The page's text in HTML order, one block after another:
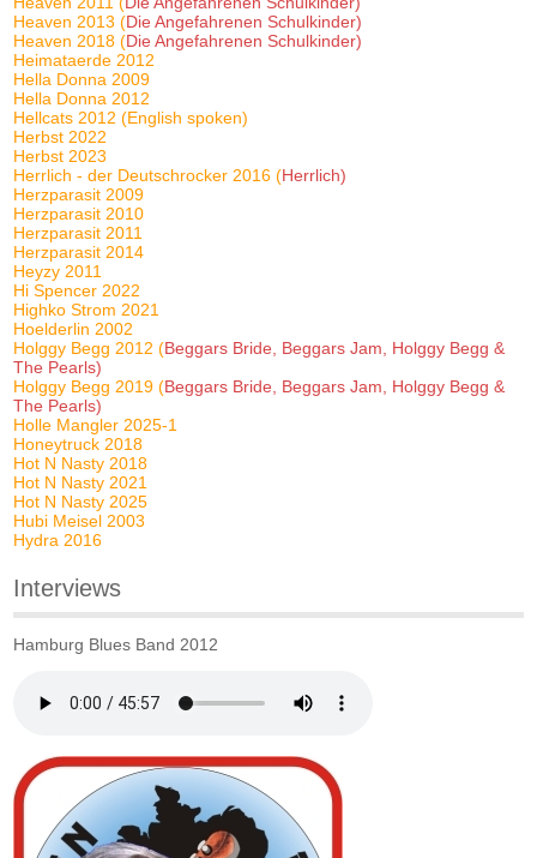
Heaven 2013 (Die Angefahrenen Schulkinder)
Heaven 2018 (Die Angefahrenen Schulkinder)
Heimataerde 2012
Hella Donna 2009
Hella Donna 2012
Hellcats 2012 (English spoken)
Herbst 2022
Herbst 2023
Herrlich - der Deutschrocker 2016 (Herrlich)
Herzparasit 2009
Herzparasit 2010
Herzparasit 2011
Herzparasit 2014
Heyzy 2011
Hi Spencer 2022
Highko Strom 2021
Hoelderlin 2002
Holggy Begg 2012 (Beggars Bride, Beggars Jam, Holggy Begg &
The Pearls)
Holggy Begg 2019 (Beggars Bride, Beggars Jam, Holggy Begg &
The Pearls)
Holle Mangler 2025-1
Honeytruck 2018
Hot N Nasty 2018
Hot N Nasty 2021
Hot N Nasty 2025
Hubi Meisel 2003
Hydra 2016
Interviews
Hamburg Blues Band 2012